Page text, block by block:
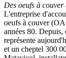
Des oeufs à
L'entreprise
oeufs à couver
années 80. Depuis,
représente
et un cheptel 300